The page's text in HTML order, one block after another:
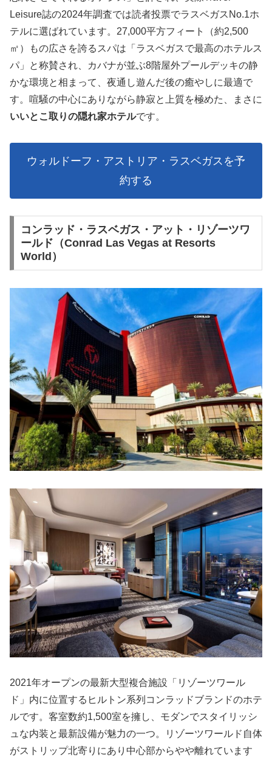
Leisure誌の2024年調査では読者投票でラスベガスNo.1ホ
テルに選ばれています。27,000平方フィート（約2,500
㎡）もの広さを誇るスパは「ラスベガスで最高のホテルス
パ」と称賛され、カバナが並ぶ8階屋外プールデッキの静
かな環境と相まって、夜通し遊んだ後の癒やしに最適で
す。喧騒の中心にありながら静寂と上質を極めた、まさに
いいとこ取りの隠れ家ホテルです。
ウォルドーフ・アストリア・ラスベガスを予
約する
コンラッド・ラスベガス・アット・リゾーツワ
ールド（Conrad Las Vegas at Resorts
World）
2021年オープンの最新大型複合施設「リゾーツワール
ド」内に位置するヒルトン系列コンラッドブランドのホテ
ルです。客室数約1,500室を擁し、モダンでスタイリッシ
ュな内装と最新設備が魅力の一つ。リゾーツワールド自体
がストリップ北寄りにあり中心部からやや離れています